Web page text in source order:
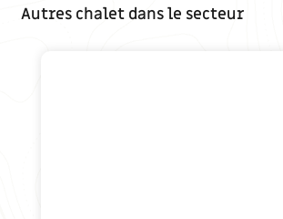
Autres chalet dans le secteur